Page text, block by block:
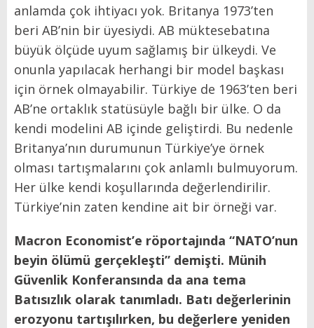
anlamda çok ihtiyacı yok. Britanya 1973’ten
beri AB’nin bir üyesiydi. AB müktesebatına
büyük ölçüde uyum sağlamış bir ülkeydi. Ve
onunla yapılacak herhangi bir model başkası
için örnek olmayabilir. Türkiye de 1963’ten beri
AB’ne ortaklık statüsüyle bağlı bir ülke. O da
kendi modelini AB içinde geliştirdi. Bu nedenle
Britanya’nın durumunun Türkiye’ye örnek
olması tartışmalarını çok anlamlı bulmuyorum.
Her ülke kendi koşullarında değerlendirilir.
Türkiye’nin zaten kendine ait bir örneği var.
Macron Economist’e röportajında “NATO’nun
beyin ölümü gerçekleşti” demişti. Münih
Güvenlik Konferansında da ana tema
Batısızlık olarak tanımladı. Batı değerlerinin
erozyonu tartışılırken, bu değerlere yeniden